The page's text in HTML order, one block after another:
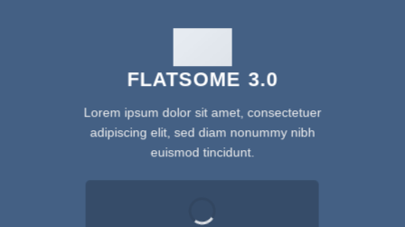
FLATSOME 3.0
Lorem ipsum dolor sit amet, consectetuer
adipiscing elit, sed diam nonummy nibh
euismod tincidunt.